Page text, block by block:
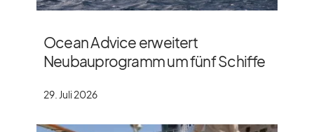
Ocean Advice erweitert
Neubauprogramm um fünf Schiffe
29. Juli 2026